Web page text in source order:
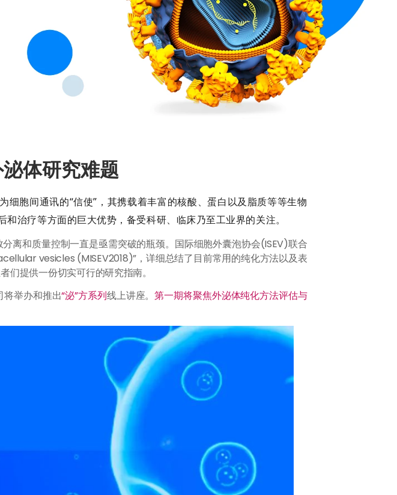
体研究难题
胞间通讯的“信使”，其携载着丰富的核酸、蛋白以及脂质等等生物
治疗等方面的巨大优势，备受科研、临床乃至工业界的关注。
离和质量控制一直是亟需突破的瓶颈。国际细胞外囊泡协会(ISEV)联合
vesicles (MISEV2018)”，详细总结了目前常用的纯化方法以及表
提供一份切实可行的研究指南。
将举办和推出“泌”方系列线上讲座。第一期将聚焦外泌体纯化方法评估与